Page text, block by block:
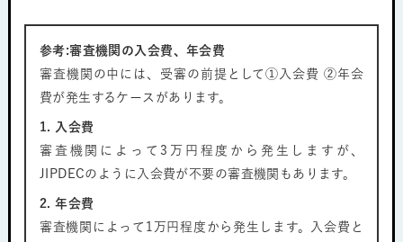
参考:審査機関の入会費、年会費
審査機関の中には、受審の前提として①入会費 ②年会
費が発生するケースがあります。
1. 入会費
審査機関によって3万円程度から発生しますが、
JIPDECのように入会費が不要の審査機関もあります。
2. 年会費
審査機関によって1万円程度から発生します。入会費と